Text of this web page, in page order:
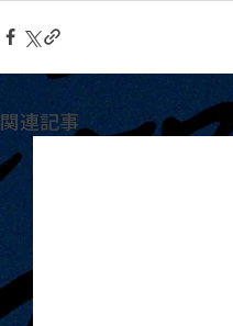
関連記事